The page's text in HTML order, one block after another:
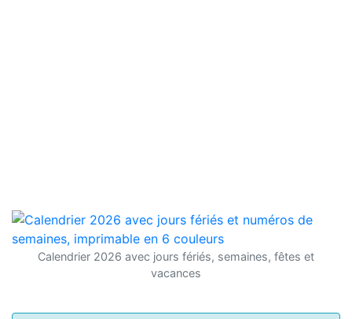
Calendrier 2026 avec jours fériés, semaines, fêtes et
vacances